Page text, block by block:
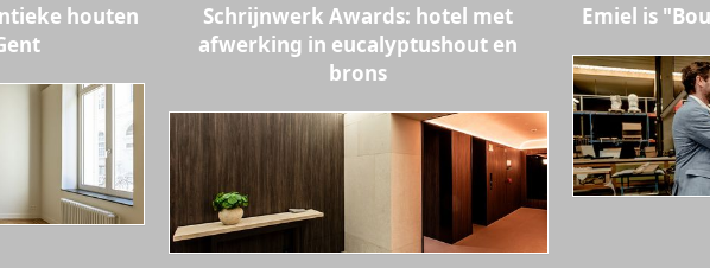
houten
Schrijnwerk Awards: hotel met
afwerking in eucalyptushout en
brons
Emiel is